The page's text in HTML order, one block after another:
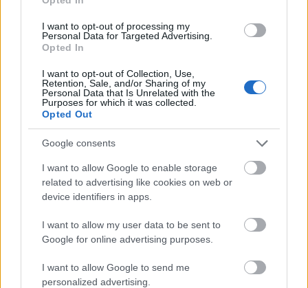
I want to opt-out of processing my
Personal Data for Targeted Advertising.
Opted In
I want to opt-out of Collection, Use,
Retention, Sale, and/or Sharing of my
Personal Data that Is Unrelated with the
Purposes for which it was collected.
Opted Out
Google consents
I want to allow Google to enable storage
related to advertising like cookies on web or
device identifiers in apps.
I want to allow my user data to be sent to
Google for online advertising purposes.
I want to allow Google to send me
personalized advertising.